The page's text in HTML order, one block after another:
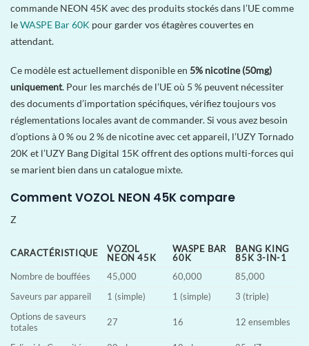
commande NEON 45K avec des produits stockés dans l’UE comme
leWASPE Bar 60K pour garder vos étagères couvertes en
attendant.
Ce modèle est actuellement disponible en 5% nicotine (50mg)
uniquement. Pour les marchés de l’UE où 5 % peuvent nécessiter
des documents d’importation spécifiques, vérifiez toujours vos
réglementations locales avant de commander. Si vous avez besoin
d’options à 0 % ou 2 % de nicotine avec cet appareil, l’UZY Tornado
20K et l’UZY Bang Digital 15K offrent des options multi-forces qui
se marient bien dans un catalogue mixte.
Comment VOZOL NEON 45K compare
Z
CARACTÉRISTIQUE
VOZOL
NEON 45K
WASPE BAR
60K
BANG KING
85K 3-IN-1
Nombre de bouffées
45,000 60,000
85,000
Saveurs par appareil
1 (simple) 1 (simple)
3 (triple)
Options de saveurs
totales
27 16 12 ensembles